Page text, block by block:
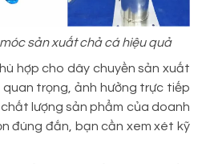
sản xuất chả cá hiệu quả
hợp cho dây chuyền sản xuất
trọng, ảnh hưởng trực tiếp
lượng sản phẩm của doanh
đúng đắn, bạn cần xem xét kỹ